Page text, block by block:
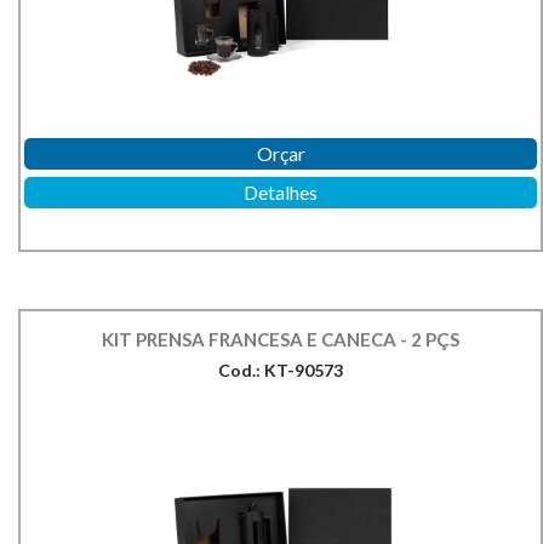
Orçar
Detalhes
KIT PRENSA FRANCESA E CANECA - 2 PÇS
Cod.: KT-90573